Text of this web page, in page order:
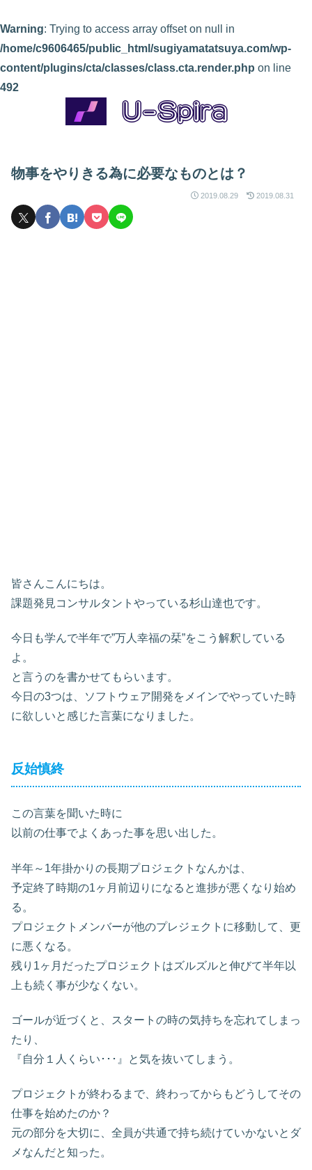
Warning: Trying to access array offset on null in
/home/c9606465/public_html/sugiyamatatsuya.com/wp-
content/plugins/cta/classes/class.cta.render.php on line
492
物事をやりきる為に必要なものとは？
2019.08.29 2019.08.31
皆さんこんにちは。
課題発見コンサルタントやっている杉山達也です。
今日も学んで半年で”万人幸福の栞”をこう解釈している
よ。
と言うのを書かせてもらいます。
今日の3つは、ソフトウェア開発をメインでやっていた時
に欲しいと感じた言葉になりました。
反始慎終
この言葉を聞いた時に
以前の仕事でよくあった事を思い出した。
半年～1年掛かりの長期プロジェクトなんかは、
予定終了時期の1ヶ月前辺りになると進捗が悪くなり始め
る。
プロジェクトメンバーが他のプレジェクトに移動して、更
に悪くなる。
残り1ヶ月だったプロジェクトはズルズルと伸びて半年以
上も続く事が少なくない。
ゴールが近づくと、スタートの時の気持ちを忘れてしまっ
たり、
『自分１人くらい･･･』と気を抜いてしまう。
プロジェクトが終わるまで、終わってからもどうしてその
仕事を始めたのか？
元の部分を大切に、全員が共通で持ち続けていかないとダ
メなんだと知った。